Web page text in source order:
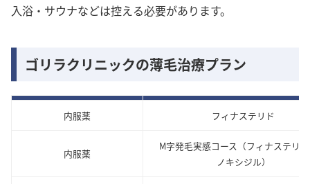
入浴・サウナなどは控える必要があります。
ゴリラクリニックの薄毛治療プラン
内服薬 フィナステリド
内服薬
M字発毛実感コース（フィナステリ
ノキシジル）